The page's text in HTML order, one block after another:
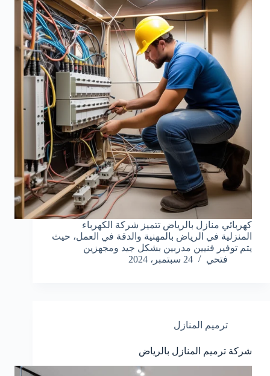
كهربائي منازل بالرياض تتميز شركة الكهرباء
المنزلية في الرياض بالمهنية والدقة في العمل، حيث
يتم توفير فنيين مدربين بشكل جيد ومجهزين
فتحي
24 سبتمبر، 2024
ترميم المنازل
شركة ترميم المنازل بالرياض